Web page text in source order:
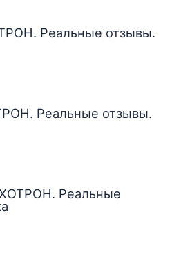
Реальные отзывы.
Реальные отзывы.
Реальные